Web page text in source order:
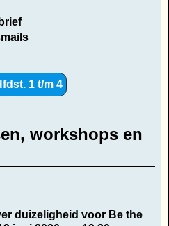
workshops en
duizeligheid voor Be the